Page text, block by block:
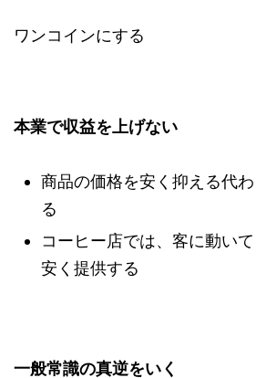
ワンコインにする
本業で収益を上げない
商品の価格を安く抑える代
る
コーヒー店では、客に動い
安く提供する
一般常識の真逆をいく